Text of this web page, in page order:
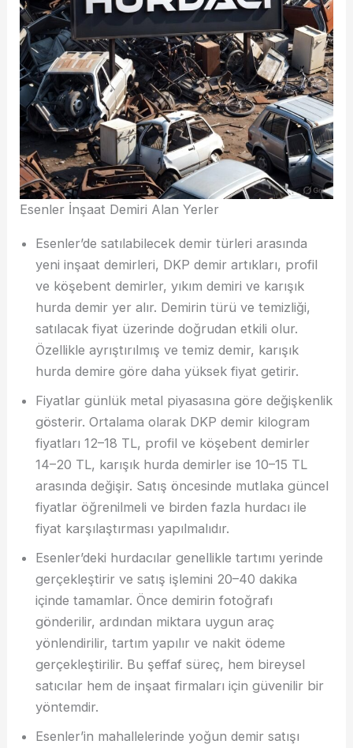
Esenler İnşaat Demiri Alan Yerler
Esenler’de satılabilecek demir türleri arasında
yeni inşaat demirleri, DKP demir artıkları, profil
ve köşebent demirler, yıkım demiri ve karışık
hurda demir yer alır. Demirin türü ve temizliği,
satılacak fiyat üzerinde doğrudan etkili olur.
Özellikle ayrıştırılmış ve temiz demir, karışık
hurda demire göre daha yüksek fiyat getirir.
Fiyatlar günlük metal piyasasına göre değişkenlik
gösterir. Ortalama olarak DKP demir kilogram
fiyatları 12–18 TL, profil ve köşebent demirler
14–20 TL, karışık hurda demirler ise 10–15 TL
arasında değişir. Satış öncesinde mutlaka güncel
fiyatlar öğrenilmeli ve birden fazla hurdacı ile
fiyat karşılaştırması yapılmalıdır.
Esenler’deki hurdacılar genellikle tartımı yerinde
gerçekleştirir ve satış işlemini 20–40 dakika
içinde tamamlar. Önce demirin fotoğrafı
gönderilir, ardından miktara uygun araç
yönlendirilir, tartım yapılır ve nakit ödeme
gerçekleştirilir. Bu şeffaf süreç, hem bireysel
satıcılar hem de inşaat firmaları için güvenilir bir
yöntemdir.
Esenler’in mahallelerinde yoğun demir satışı